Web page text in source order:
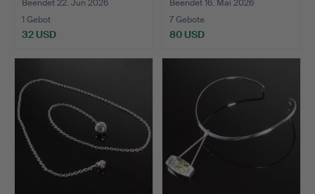
Beendet 22. Jun 2026
1 Gebot
32 USD
Beendet 16. Mai 2026
7 Gebote
80 USD